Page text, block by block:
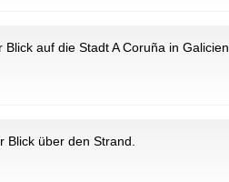
Blick auf die Stadt A Coruña in Galicien.
Blick über den Strand.